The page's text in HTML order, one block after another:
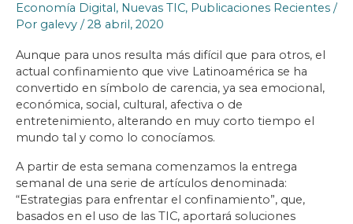
Economía Digital, Nuevas TIC, Publicaciones Recientes /
Por galevy /28 abril, 2020
Aunque para unos resulta más difícil que para otros, el
actual confinamiento que vive Latinoamérica se ha
convertido en símbolo de carencia, ya sea emocional,
económica, social, cultural, afectiva o de
entretenimiento, alterando en muy corto tiempo el
mundo tal y como lo conocíamos.
A partir de esta semana comenzamos la entrega
semanal de una serie de artículos denominada:
“Estrategias para enfrentar el confinamiento”, que,
basados en el uso de las TIC, aportará soluciones